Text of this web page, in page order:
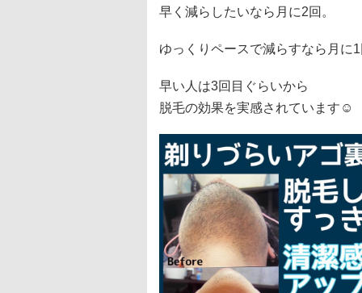
早く減らしたいなら月に2回。
ゆっくりペースで減らすなら月に
早い人は3回目ぐらいから
脱毛の効果を実感されています☺️